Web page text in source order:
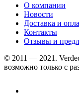
О компании
Новости
Доставка и
Контакты
Отзывы и
© 2011 — 2021.
возможно только с